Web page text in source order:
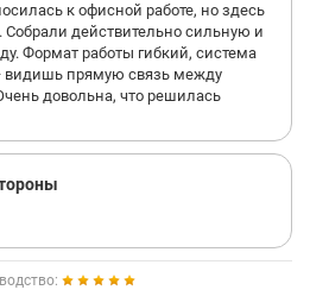
к офисной работе, но здесь
действительно сильную и
Формат работы гибкий, система
видишь прямую связь между
довольна, что решилась